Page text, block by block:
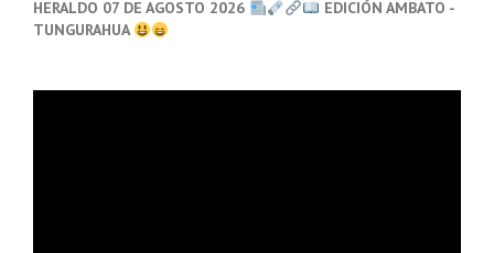
HERALDO 07 DE AGOSTO 2026
EDICIÓN AMBATO -
TUNGURAHUA